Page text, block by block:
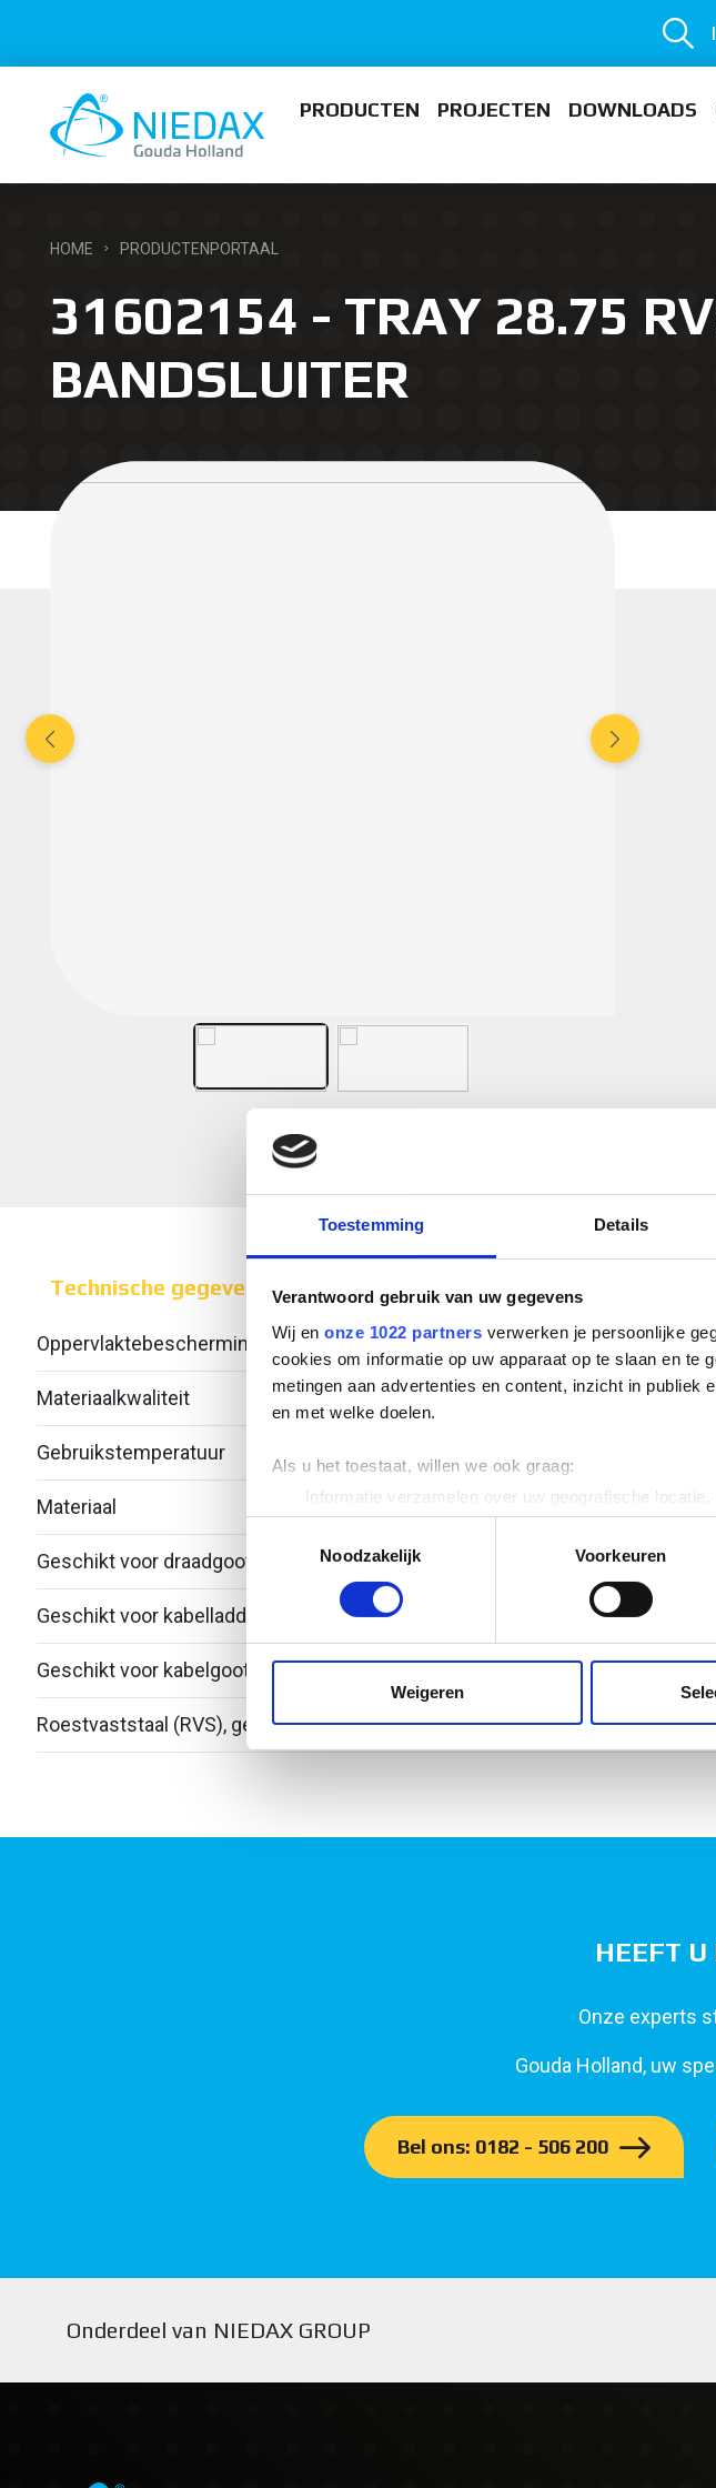
Toestemming Details
Verantwoord gebruik van uw gegevens
Wij en onze 1022 partners verwerken je persoonlijke
cookies om informatie op uw apparaat op te slaan en te
metingen aan advertenties en content, inzicht in
en met welke doelen.
Als u het toestaat, willen we ook graag:
Informatie verzamelen over uw geografische
Uw apparaat identificeren door het actief te
Lees meer over hoe uw persoonlijke gegevens worden
toestemming op elk moment wijzigen of intrekken in de
websiteverkeer te analyseren. Ook delen we informatie
media, adverteren en analyse. Deze partners kunnen
Noodzakelijk
Voorkeuren
Weigeren
PRODUCTEN PROJECTEN DOWNLOADS
HOME PRODUCTENPORTAAL
31602154 - TRAY 28.75
BANDSLUITER
Technische gegevens
Oppervlaktebescherming Overig
Materiaalkwaliteit Overig
Gebruikstemperatuur
Materiaal
Geschikt voor draadgoot
Geschikt voor kabelladder
Geschikt voor kabelgoot Ja
Roestvaststaal (RVS), gebeitst Nee
HEEFT U
Onze experts
Gouda Holland, uw
Bel ons: 0182 - 506 200
Onderdeel van NIEDAX GROUP